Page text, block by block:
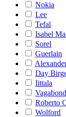
Nokia
Lee
Tefal
Isabel
Sorel
Guerlain
Day
Iittala
Vagabond
Roberto
Wolford